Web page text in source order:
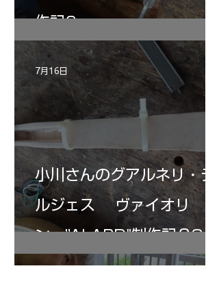
作記6
小川さんのグアルネリ・デ
ルジェス ヴァイオリ
ン ”ALARD"制作記３3
7月16日